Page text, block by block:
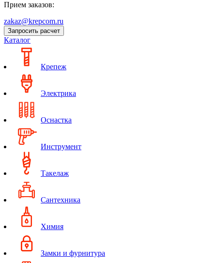
Прием заказов:
zakaz@krepcom.ru
Запросить расчет
Каталог
Крепеж
Электрика
Оснастка
Инструмент
Такелаж
Сантехника
Химия
Замки и фурнитура